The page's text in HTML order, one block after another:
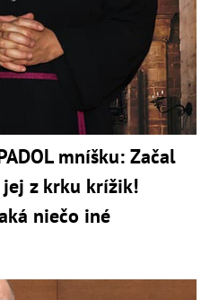
mníšku: Začal
z krku krížik!
niečo iné